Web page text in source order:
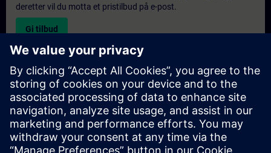
deretter vil du motta et pristilbud på e-post.
Gi tilbud
Forespørsel om eksklusiv opplæring
Fyll ut skjemaet nedenfor hvis du ønsker et tilbud på et
eksklusivt kurs, enten på stedet, virtuelt eller på vårt SITRAIN-
kurssenter. Denne typen forespørsel passer for større grupper (6
personer eller flere). Etter at du har oppgitt kontaktinformasjon
og kursbehov, vil du motta et tilbud fra oss.